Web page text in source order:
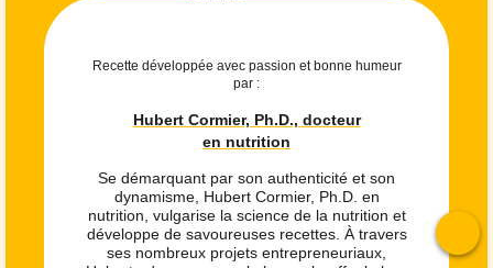
Recette développée avec passion et bonne humeur
par :
Hubert Cormier, Ph.D., docteur
en nutrition
Se démarquant par son authenticité et son
dynamisme, Hubert Cormier, Ph.D. en
nutrition, vulgarise la science de la nutrition et
développe de savoureuses recettes. À travers
ses nombreux projets entrepreneuriaux,